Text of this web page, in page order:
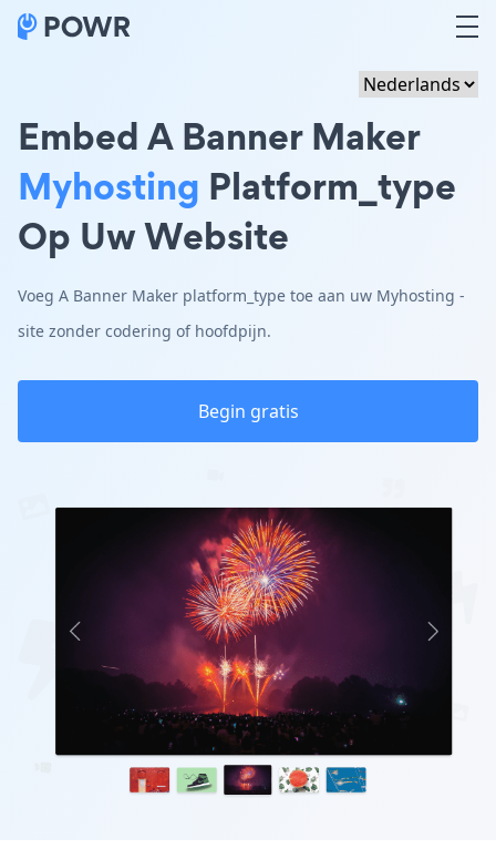
Embed A Banner Maker
Myhosting Platform_type
Op Uw Website
Voeg A Banner Maker platform_type toe aan uw Myhosting -
site zonder codering of hoofdpijn.
Begin gratis